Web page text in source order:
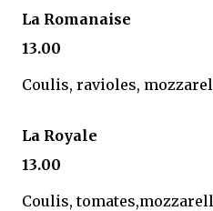
La Romanaise
13.00
Coulis, ravioles,
La Royale
13.00
Coulis,